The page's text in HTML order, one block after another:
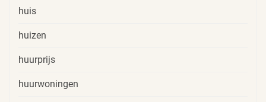
huis
huizen
huurprijs
huurwoningen